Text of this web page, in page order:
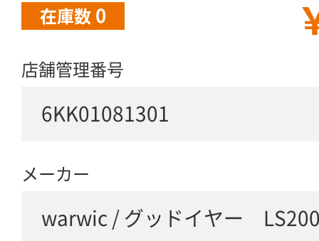
在庫数 0
店舗管理番号
6KK01081301
メーカー
warwic / グッドイヤー